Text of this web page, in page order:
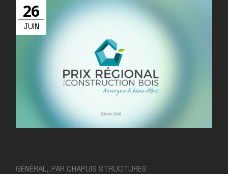
26
JUIN
GÉNÉRAL PAR CHAPUIS STRUCTURES